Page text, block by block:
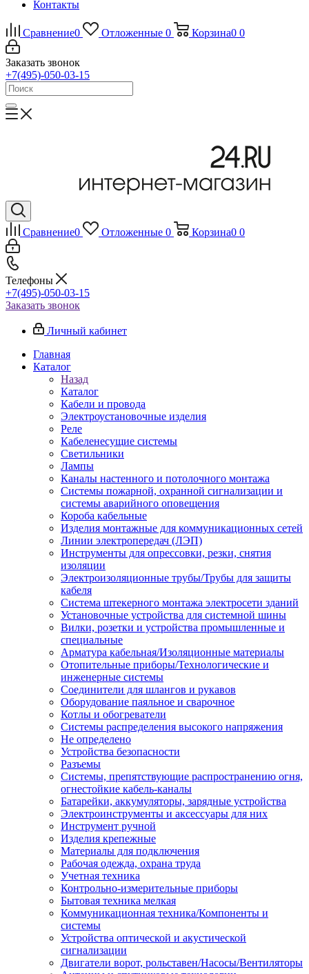
Контакты
Сравнение0 Отложенные 0 Корзина0 0
Заказать звонок
+7(495)-050-03-15
Сравнение0 Отложенные 0 Корзина0 0
Телефоны
+7(495)-050-03-15
Заказать звонок
Личный кабинет
Главная
Каталог
Назад
Каталог
Кабели и провода
Электроустановочные изделия
Реле
Кабеленесущие системы
Светильники
Лампы
Каналы настенного и потолочного монтажа
Системы пожарной, охранной сигнализации и
системы аварийного оповещения
Короба кабельные
Изделия монтажные для коммуникационных сетей
Линии электропередач (ЛЭП)
Инструменты для опрессовки, резки, снятия
изоляции
Электроизоляционные трубы/Трубы для защиты
кабеля
Система штекерного монтажа электросети зданий
Установочные устройства для системной шины
Вилки, розетки и устройства промышленные и
специальные
Арматура кабельная/Изоляционные материалы
Отопительные приборы/Технологические и
инженерные системы
Соединители для шлангов и рукавов
Оборудование паяльное и сварочное
Котлы и обогреватели
Системы распределения высокого напряжения
Не определено
Устройства безопасности
Разъемы
Системы, препятствующие распространению огня,
огнестойкие кабель-каналы
Батарейки, аккумуляторы, зарядные устройства
Электроинструменты и аксессуары для них
Инструмент ручной
Изделия крепежные
Материалы для подключения
Рабочая одежда, охрана труда
Учетная техника
Контрольно-измерительные приборы
Бытовая техника мелкая
Коммуникационная техника/Компоненты и
системы
Устройства оптической и акустической
сигнализации
Двигатели ворот, рольставен/Насосы/Вентиляторы